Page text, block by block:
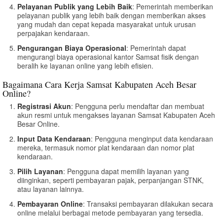
Pelayanan Publik yang Lebih Baik: Pemerintah memberikan
pelayanan publik yang lebih baik dengan memberikan akses
yang mudah dan cepat kepada masyarakat untuk urusan
perpajakan kendaraan.
Pengurangan Biaya Operasional: Pemerintah dapat
mengurangi biaya operasional kantor Samsat fisik dengan
beralih ke layanan online yang lebih efisien.
Bagaimana Cara Kerja Samsat Kabupaten Aceh Besar
Online?
Registrasi Akun: Pengguna perlu mendaftar dan membuat
akun resmi untuk mengakses layanan Samsat Kabupaten Aceh
Besar Online.
Input Data Kendaraan: Pengguna menginput data kendaraan
mereka, termasuk nomor plat kendaraan dan nomor plat
kendaraan.
Pilih Layanan: Pengguna dapat memilih layanan yang
diinginkan, seperti pembayaran pajak, perpanjangan STNK,
atau layanan lainnya.
Pembayaran Online: Transaksi pembayaran dilakukan secara
online melalui berbagai metode pembayaran yang tersedia.